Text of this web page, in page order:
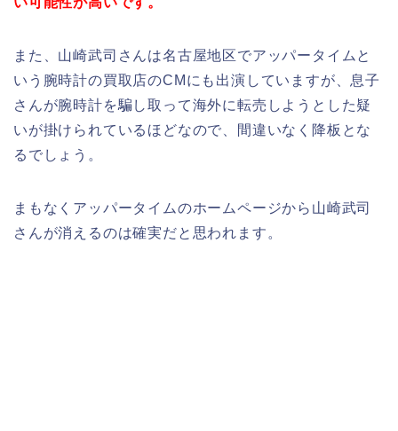
また、山崎武司さんは名古屋地区でアッパータイムと
いう腕時計の買取店のCMにも出演していますが、息子
さんが腕時計を騙し取って海外に転売しようとした疑
いが掛けられているほどなので、間違いなく降板とな
るでしょう。
まもなくアッパータイムのホームページから山崎武司
さんが消えるのは確実だと思われます。